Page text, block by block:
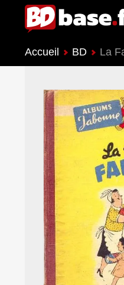
Accueil BD La